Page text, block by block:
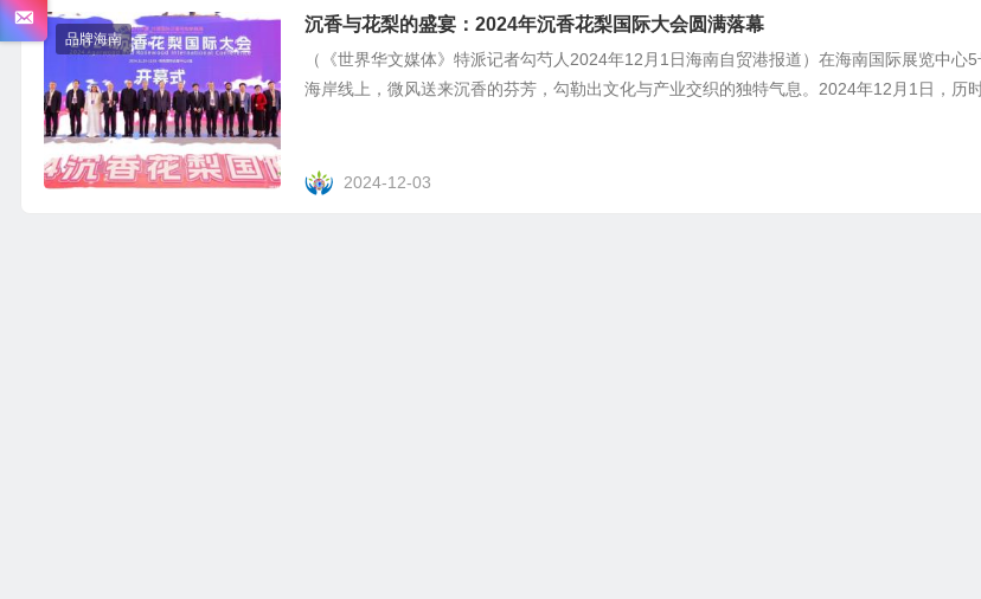
品牌海南
沉香与花梨的盛宴：2024年沉香花梨国际大会圆满落幕
（《世界华文媒体》特派记者勾芍人2024年12月1日海南自贸港报道）在海南国际展览中心
海岸线上，微风送来沉香的芬芳，勾勒出文化与产业交织的独特气息。2024年12月1日，历
2024-12-03